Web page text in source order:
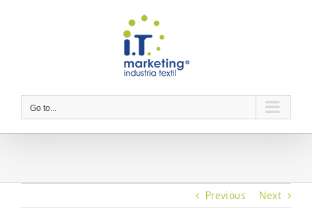
Go to...
Previous Next